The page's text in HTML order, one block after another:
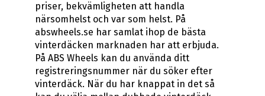
priser, bekvämligheten att handla
närsomhelst och var som helst. På
abswheels.se har samlat ihop de bästa
vinterdäcken marknaden har att erbjuda.
På ABS Wheels kan du använda ditt
registreringsnummer när du söker efter
vinterdäck. När du har knappat in det så